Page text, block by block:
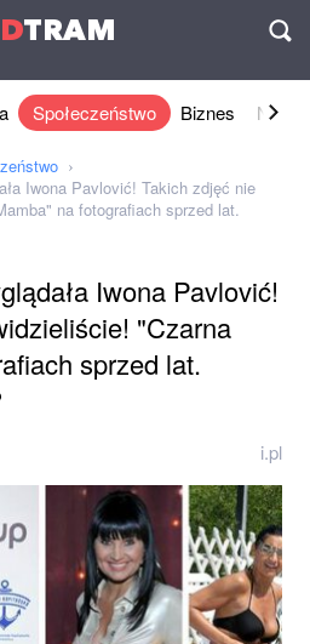
TRAM
Społeczeństwo Biznes Nauki
Iwona Pavlović! Takich zdjęć nie
na fotografiach sprzed lat.
Iwona Pavlović!
"Czarna
sprzed lat.
i.pl